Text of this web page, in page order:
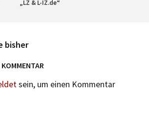
„LZ & L-IZ.de“
bisher
sein, um einen Kommentar